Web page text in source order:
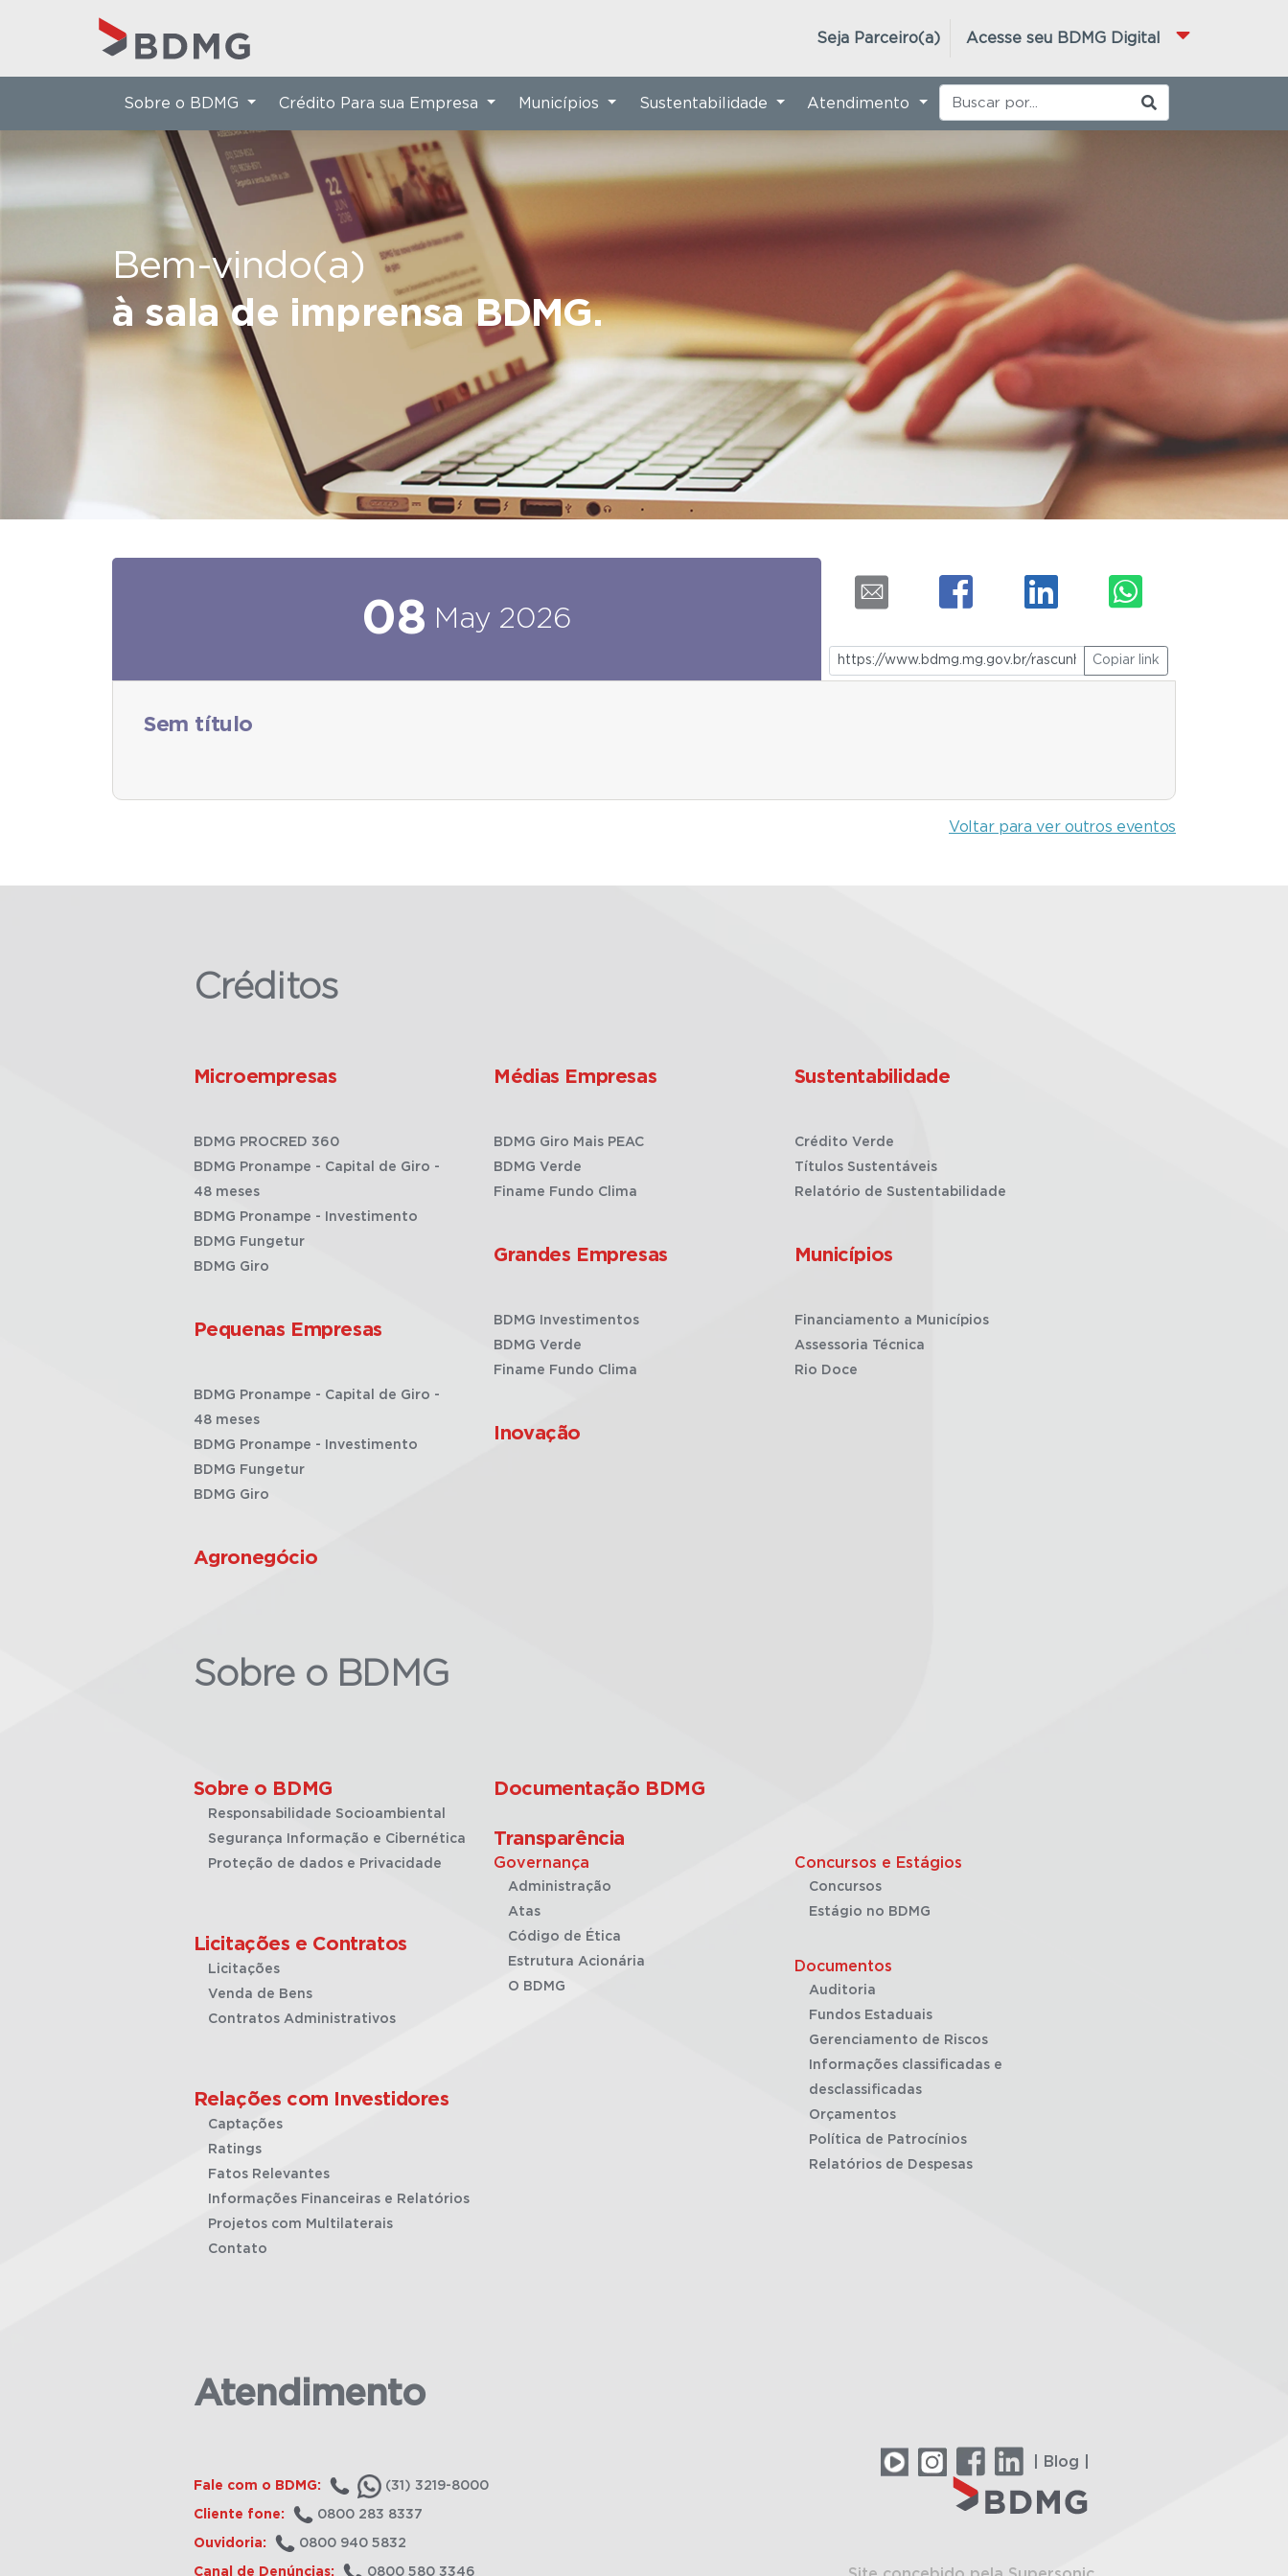
Acesse seu BDMG Digital
Seja Parceiro(a)
Bem-vindo(a)
à sala de imprensa BDMG.
Sobre o BDMG Crédito Para sua Empresa Municípios Sustentabilidade Atendimento
08 May 2026
Copiar link
Sem título
Voltar para ver outros eventos
Créditos
Microempresas
BDMG PROCRED 360
BDMG Pronampe - Capital de Giro -
48 meses
BDMG Pronampe - Investimento
BDMG Fungetur
BDMG Giro
Pequenas Empresas
BDMG Pronampe - Capital de Giro -
48 meses
BDMG Pronampe - Investimento
BDMG Fungetur
BDMG Giro
Agronegócio
Médias Empresas
BDMG Giro Mais PEAC
BDMG Verde
Finame Fundo Clima
Grandes Empresas
BDMG Investimentos
BDMG Verde
Finame Fundo Clima
Inovação
Sustentabilidade
Crédito Verde
Títulos Sustentáveis
Relatório de Sustentabilidade
Municípios
Financiamento a Municípios
Assessoria Técnica
Rio Doce
Sobre o BDMG
Sobre o BDMG
Responsabilidade Socioambiental
Segurança Informação e Cibernética
Proteção de dados e Privacidade
Licitações e Contratos
Licitações
Venda de Bens
Contratos Administrativos
Relações com Investidores
Captações
Ratings
Fatos Relevantes
Informações Financeiras e Relatórios
Projetos com Multilaterais
Contato
Documentação BDMG
Transparência
Governança
Administração
Atas
Código de Ética
Estrutura Acionária
O BDMG
Concursos e Estágios
Concursos
Estágio no BDMG
Documentos
Auditoria
Fundos Estaduais
Gerenciamento de Riscos
Informações classificadas e
desclassificadas
Orçamentos
Política de Patrocínios
Relatórios de Despesas
Atendimento
Fale com o BDMG: (31) 3219-8000
Cliente fone: 0800 283 8337
Ouvidoria: 0800 940 5832
Canal de Denúncias: 0800 580 3346
| Blog |